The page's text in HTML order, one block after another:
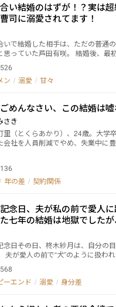
（NSP）賞で金賞を受賞しました。
様の応援のおかげです。拙著をお読
とうございます。
仕事帰り、家の近所の神社で催さ
たまたま見付けた可愛い猫のお守り
あなたに良縁結びますニャ！」と
を見て、軽い気持ちで「お願いしま
のだけれど――。 診断メーカーで出た結果を
出したトンデモ作品です（笑）。 ※ちょっ
議な現代モノオフィスラブ！？ ※ち
あり。 ※レーティングはお守り程度
による軽いザマァ要素があります。
（作品シェア以外での無断転載など
）
い結婚のはずが！？実は
司に溺愛されてます！
いで結婚した相手は、ただの普通
思っていた芦田有咲。 結婚後、最
想的な夫婦生活が待っているはずだ
待っていた。 実は夫、超溺愛系御曹司だ
っとしたことで
言いながらも、彼の背後には隠さ
は偶然、テレビでとあ
司のインタビューを見かける。 彼
いた有咲は、驚愕の事実を知る。 その御
んと夫にそっくりだった！？ そし
明らかに――
ン / 溺愛 / 甘々
めんなさい、この結婚は
さき
里（とくらあかり）、24歳。大学
会社を人員削減でやめ、失業中に豊
里を気に入った様子で、秘書として
ろくに説明もしないのに、灯里のこ
を装わせるためだった。 嘘をつくことに罪
抱きながらも、一輝との日々は甘く
それまで、元々の性格や弟の失踪な
事にのめり込まないようにして生き
も知らない。しかし一輝との時間
き始める。 バレンタイン、ホワイトデ
互いの誕生日など、イベントを通し
く二人。そこに忍び寄る影。有能す
われることが多く、灯里もその渦に
/ 年の差 / 契約関係
念日、夫が私の前で愛人
――七年の結婚は地獄でした
です。
念日――その日、柊木紗月は、自分の
夫が愛人の前で“犬”のように扱わ
わない。 そして彼女は―― 「妹を害した犯
して断罪された女。 弁解する資格
ーエンド / 溺愛 / 身分差